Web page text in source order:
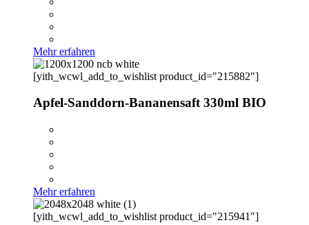
Mehr erfahren
[yith_wcwl_add_to_wishlist product_id="215882"]
Apfel-Sanddorn-Bananensaft 330ml BIO
Mehr erfahren
[yith_wcwl_add_to_wishlist product_id="215941"]